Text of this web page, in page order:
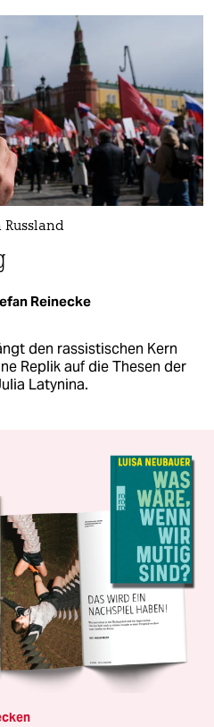
Russland
Reinecke
den rassistischen Kern
Replik auf die Thesen der
Latynina.